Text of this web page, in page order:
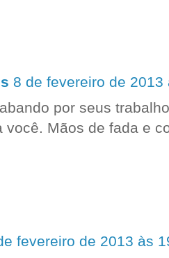
8 de fevereiro de 2013
por seus
você. Mãos de fada e
fevereiro de 2013 às